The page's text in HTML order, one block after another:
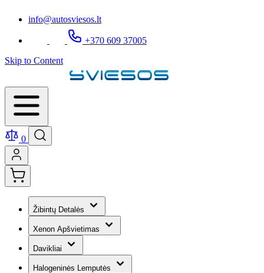
info@autosviesos.lt
+370 609 37005
Skip to Content
0
Žibintų Detalės
Xenon Apšvietimas
Davikliai
Halogeninės Lemputės